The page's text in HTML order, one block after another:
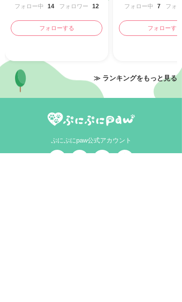
フォロー中
14 フォロワー 12
フォローする
フォロー中
7 フォ
フォローする
≫ ランキングをもっと見る
ぷにぷにpaw公式アカウント